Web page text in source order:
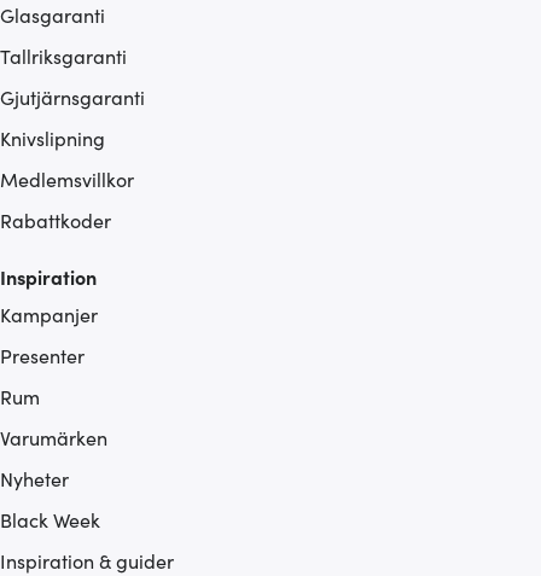
Glasgaranti
Tallriksgaranti
Gjutjärnsgaranti
Knivslipning
Medlemsvillkor
Rabattkoder
Inspiration
Kampanjer
Presenter
Rum
Varumärken
Nyheter
Black Week
Inspiration & guider